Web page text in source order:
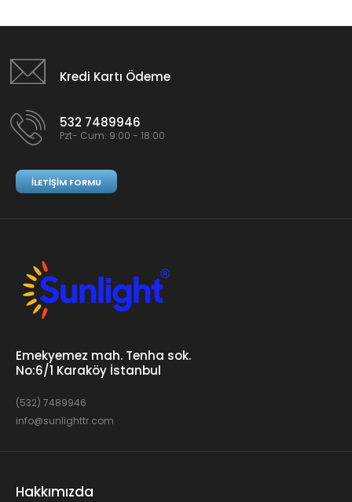
Kredi Kartı Ödeme
532 7489946
Pzt- Cum: 9:00 - 18:00
İLETIŞIM FORMU
Emekyemez mah. Tenha sok.
No:6/1 Karaköy İstanbul
(532) 7489946
info@sunlighttr.com
Hakkımızda